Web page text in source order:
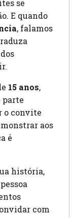
se
E quando
, falamos
15 anos,
parte
o convite
aos
é
história,
com